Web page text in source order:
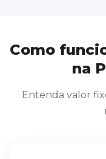
Como
na
Entenda valor